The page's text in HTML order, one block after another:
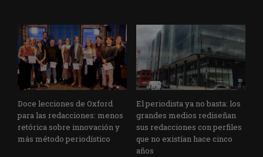
Doce lecciones de Oxford
para las redacciones: menos
retórica sobre innovación y
más método periodístico
El periodista ya no basta: los
grandes medios rediseñan
sus redacciones con perfiles
que no existían hace cinco
años